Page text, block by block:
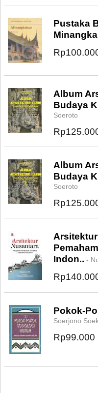
Pustaka
Album
Budaya
Soeroto
Album
Budaya
Soeroto
Indon.. -
Pokok-
Soerjono
Rp99.000